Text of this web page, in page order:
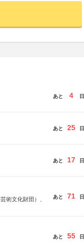
あと 4 日
あと 25 日
あと 17 日
術文化財団）、
あと 71 日
あと 55 日